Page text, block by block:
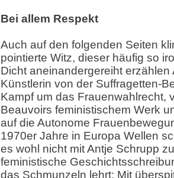
Bei allem Respekt
Auch auf den folgenden Seiten
pointierte Witz, dieser häufig so
Dicht aneinandergereiht erzählen
Künstlerin von der Suffragetten-
Kampf um das Frauenwahlrecht,
Beauvoirs feministischem Werk
auf die Autonome
1970er Jahre in Europa Wellen
es wohl nicht mit Antje Schrupp
feministische
das Schmunzeln lehrt: Mit